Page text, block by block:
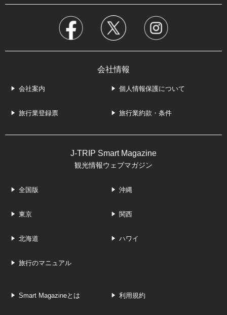
会社情報
会社案内 個人情報保護について
旅行業登録票 旅行業約款・条件
J-TRIP Smart Magazine
観光情報ウェブマガジン
全国版 沖縄
東京 関西
北海道 ハワイ
旅行のマニュアル
Smart Magazineとは 利用規約